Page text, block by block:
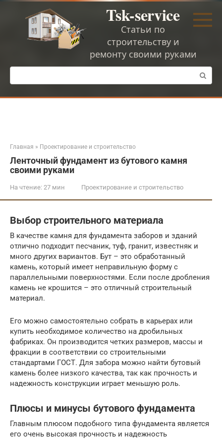
Перейти
Tsk-service
Статьи по
строительству и
ремонту своими руками
Поиск:
Главная » Проектирование и строительство
Ленточный фундамент из бутового камня
своими руками
На чтение: 27 мин Проектирование и строительство
Выбор строительного материала
В качестве камня для фундамента заборов и зданий
отлично подходит песчаник, туф, гранит, известняк и
много других вариантов. Бут – это обработанный
камень, который имеет неправильную форму с
параллельными поверхностями. Если после дробления
камень не крошится – это отличный строительный
материал.
Его можно самостоятельно собрать в карьерах или
купить необходимое количество на дробильных
фабриках. Он производится четких размеров, массы и
фракции в соответствии со строительными
стандартами ГОСТ. Для забора можно найти бутовый
камень более низкого качества, так как прочность и
надежность конструкции играет меньшую роль.
Плюсы и минусы бутового фундамента
Главным плюсом подобного типа фундамента является
его очень высокая прочность и надежность